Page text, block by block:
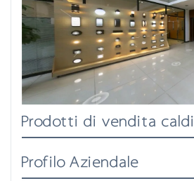
Prodotti di vendita caldi
Profilo Aziendale